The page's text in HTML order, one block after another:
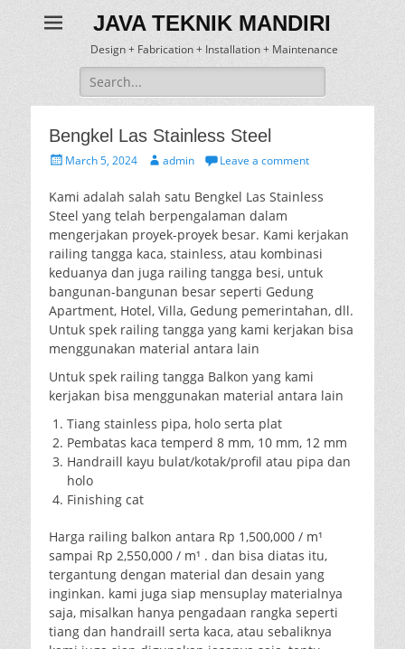
JAVA TEKNIK MANDIRI
Design + Fabrication + Installation + Maintenance
Search
for:
Bengkel Las Stainless Steel
PostedMarch 5, 2024 Author
admin Leave a comment
Kami adalah salah satu Bengkel Las Stainless
Steel yang telah berpengalaman dalam
mengerjakan proyek-proyek besar. Kami kerjakan
railing tangga kaca, stainless, atau kombinasi
keduanya dan juga railing tangga besi, untuk
bangunan-bangunan besar seperti Gedung
Apartment, Hotel, Villa, Gedung pemerintahan, dll.
Untuk spek railing tangga yang kami kerjakan bisa
menggunakan material antara lain
Untuk spek railing tangga Balkon yang kami
kerjakan bisa menggunakan material antara lain
Tiang stainless pipa, holo serta plat
Pembatas kaca temperd 8 mm, 10 mm, 12 mm
Handraill kayu bulat/kotak/profil atau pipa dan
holo
Finishing cat
Harga railing balkon antara Rp 1,500,000 / m¹
sampai Rp 2,550,000 / m¹ . dan bisa diatas itu,
tergantung dengan material dan desain yang
inginkan. kami juga siap mensuplay materialnya
saja, misalkan hanya pengadaan rangka seperti
tiang dan handraill serta kaca, atau sebaliknya